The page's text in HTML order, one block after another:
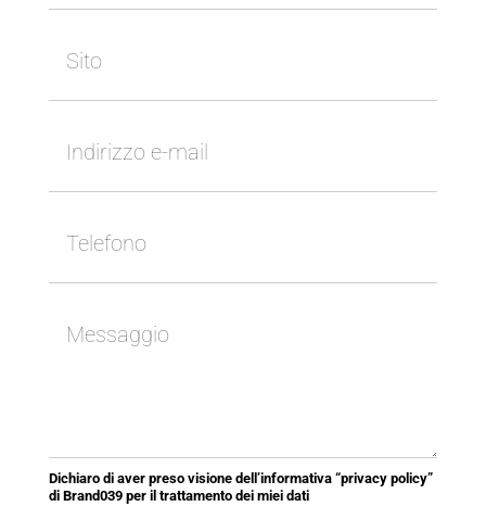
Dichiaro di aver preso visione dell’informativa “privacy policy”
di Brand039 per il trattamento dei miei dati